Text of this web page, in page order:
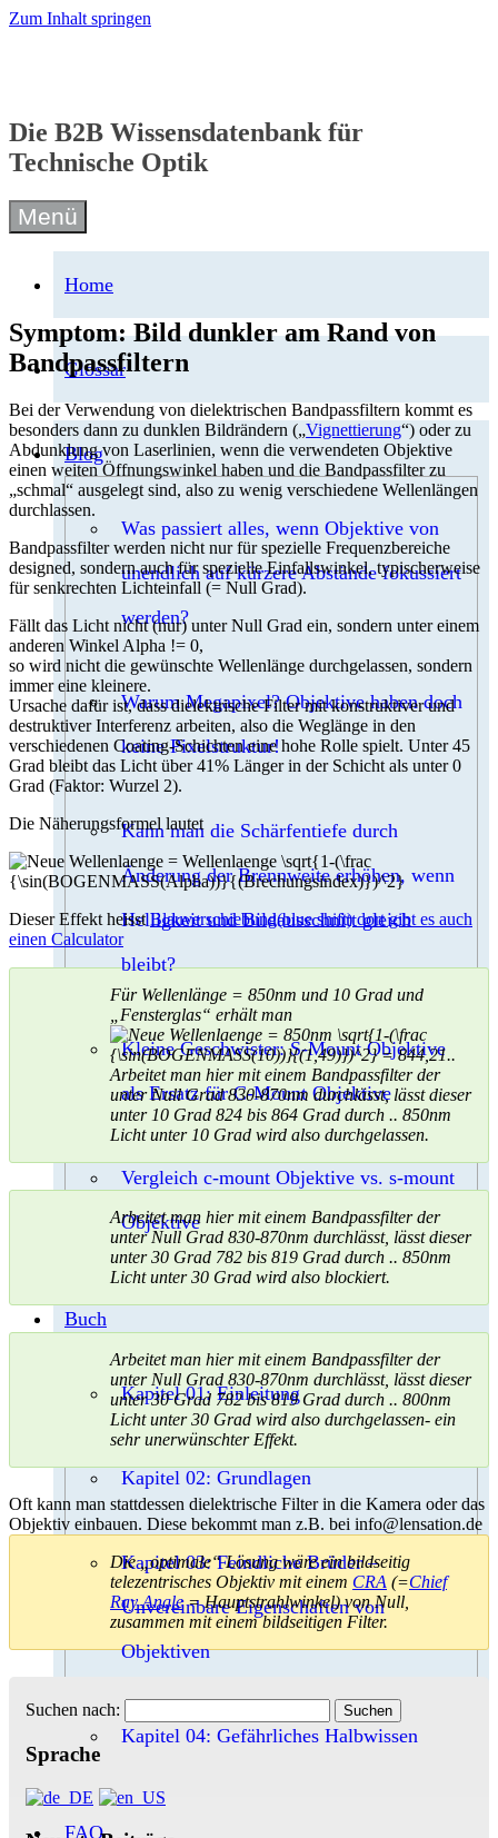
Zum Inhalt springen
Die B2B Wissensdatenbank für
Technische Optik
Menü
Home
Glossar
Blog
Was passiert alles, wenn Objektive von
unendlich auf kürzere Abstände fokussiert
werden?
Warum Megapixel? Objektive haben doch
keine Pixelstruktur!
Kann man die Schärfentiefe durch
Änderung der Brennweite erhöhen, wenn
Helligkeit und Bildausschnitt gleich
bleibt?
Kleine Geschwister: S-Mount Objektive
als Ersatz für C-Mount Objektive
Vergleich c-mount Objektive vs. s-mount
Objektive
Buch
Kapitel 01: Einleitung
Kapitel 02: Grundlagen
Kapitel 03: Feindliche Brüder –
Unvereinbare Eigenschaften von
Objektiven
Kapitel 04: Gefährliches Halbwissen
FAQ
Symptom: Bild dunkler am Rand von
Bandpassfiltern
Bei der Verwendung von dielektrischen Bandpassfiltern kommt es
besonders dann zu dunklen Bildrändern („Vignettierung“) oder zu
Abdunklung von Laserlinien, wenn die verwendeten Objektive
einen weiten Öffnungswinkel haben und die Bandpassfilter zu
„schmal“ ausgelegt sind, also zu wenig verschiedene Wellenlängen
durchlassen.
Bandpassfilter werden nicht nur für spezielle Frequenzbereiche
designed, sondern auch für spezielle Einfallswinkel, typischerweise
für senkrechten Lichteinfall (= Null Grad).
Fällt das Licht nicht (nur) unter Null Grad ein, sondern unter einem
anderen Winkel Alpha != 0,
so wird nicht die gewünschte Wellenlänge durchgelassen, sondern
immer eine kleinere.
Ursache dafür ist, dass dielektrische Filter mit konstruktiver und
destruktiver Interferenz arbeiten, also die Weglänge in den
verschiedenen Coating-Schichten eine hohe Rolle spielt. Unter 45
Grad bleibt das Licht über 41% Länger in der Schicht als unter 0
Grad (Faktor: Wurzel 2).
Die Näherungsformel lautet
Dieser Effekt heisstBlauverschiebung(blue shift) dort gibt es auch
einen Calculator
Für Wellenlänge = 850nm und 10 Grad und
„Fensterglas“ erhält man
Arbeitet man hier mit einem Bandpassfilter der
unter Null Grad 830-870nm durchlässt, lässt dieser
unter 10 Grad 824 bis 864 Grad durch .. 850nm
Licht unter 10 Grad wird also durchgelassen.
Arbeitet man hier mit einem Bandpassfilter der
unter Null Grad 830-870nm durchlässt, lässt dieser
unter 30 Grad 782 bis 819 Grad durch .. 850nm
Licht unter 30 Grad wird also blockiert.
Arbeitet man hier mit einem Bandpassfilter der
unter Null Grad 830-870nm durchlässt, lässt dieser
unter 30 Grad 782 bis 819 Grad durch .. 800nm
Licht unter 30 Grad wird also durchgelassen- ein
sehr unerwünschter Effekt.
Oft kann man stattdessen dielektrische Filter in die Kamera oder das
Objektiv einbauen. Diese bekommt man z.B. bei info@lensation.de
Die „optimale“ Lösung wäre ein bildseitig
telezentrisches Objektiv mit einem CRA (=Chief
Ray Angle= Hauptstrahlwinkel) von Null,
zusammen mit einem bildseitigen Filter.
Suchen nach:
Sprache